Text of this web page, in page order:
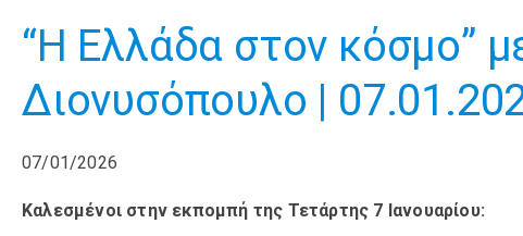
“Η Ελλάδα στον κόσμο”
Διονυσόπουλο |
07/01/2026
Καλεσμένοι στην εκπομπή της Τετάρτης 7 Ιανουαρίου: